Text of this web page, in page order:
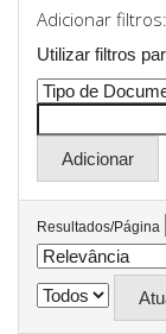
Adicionar filtros:
Utilizar filtros
Resultados/Página